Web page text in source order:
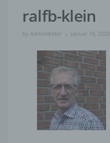
ralfb-klein
by Admindieter Januar 19, 2020